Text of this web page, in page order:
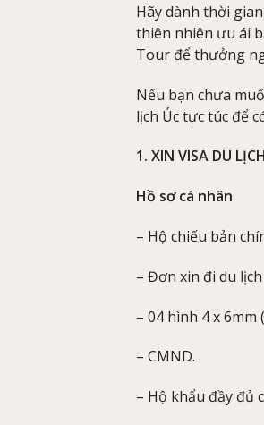
Hãy dành thời
thiên nhiên ưu ái
Tour để thưởng
Nếu bạn chưa
lịch Úc tực túc để
1. XIN VISA DU
Hồ sơ cá nhân
– Hộ chiếu bản
– Đơn xin đi du
– 04 hình 4 x
– CMND.
– Hộ khẩu đầy đủ